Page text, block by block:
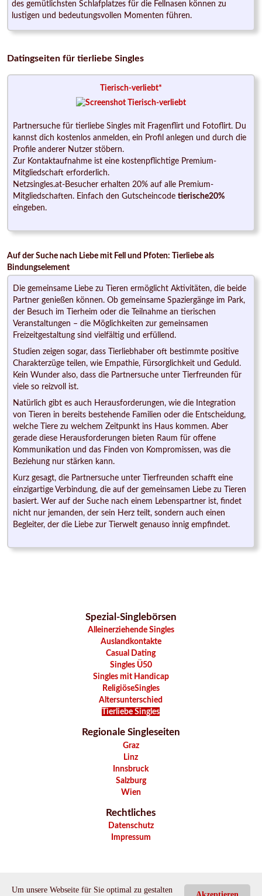
des gemütlichsten Schlafplatzes für die Fellnasen können zu
lustigen und bedeutungsvollen Momenten führen.
Datingseiten für tierliebe Singles
Tierisch-verliebt*
Partnersuche für tierliebe Singles mit Fragenflirt und Fotoflirt. Du
kannst dich kostenlos anmelden, ein Profil anlegen und durch die
Profile anderer Nutzer stöbern.
Zur Kontaktaufnahme ist eine kostenpflichtige Premium-
Mitgliedschaft erforderlich.
Netzsingles.at-Besucher erhalten 20% auf alle Premium-
Mitgliedschaften. Einfach den Gutscheincode tierische20%
eingeben.
Auf der Suche nach Liebe mit Fell und Pfoten: Tierliebe als
Bindungselement
Die gemeinsame Liebe zu Tieren ermöglicht Aktivitäten, die beide
Partner genießen können. Ob gemeinsame Spaziergänge im Park,
der Besuch im Tierheim oder die Teilnahme an tierischen
Veranstaltungen – die Möglichkeiten zur gemeinsamen
Freizeitgestaltung sind vielfältig und erfüllend.
Studien zeigen sogar, dass Tierliebhaber oft bestimmte positive
Charakterzüge teilen, wie Empathie, Fürsorglichkeit und Geduld.
Kein Wunder also, dass die Partnersuche unter Tierfreunden für
viele so reizvoll ist.
Natürlich gibt es auch Herausforderungen, wie die Integration
von Tieren in bereits bestehende Familien oder die Entscheidung,
welche Tiere zu welchem Zeitpunkt ins Haus kommen. Aber
gerade diese Herausforderungen bieten Raum für offene
Kommunikation und das Finden von Kompromissen, was die
Beziehung nur stärken kann.
Kurz gesagt, die Partnersuche unter Tierfreunden schafft eine
einzigartige Verbindung, die auf der gemeinsamen Liebe zu Tieren
basiert. Wer auf der Suche nach einem Lebenspartner ist, findet
nicht nur jemanden, der sein Herz teilt, sondern auch einen
Begleiter, der die Liebe zur Tierwelt genauso innig empfindet.
Spezial-Singlebörsen
Alleinerziehende Singles
Auslandkontakte
Casual Dating
Singles Ü50
Singles mit Handicap
ReligiöseSingles
Altersunterschied
Tierliebe Singles
Regionale Singleseiten
Graz
Linz
Innsbruck
Salzburg
Wien
Rechtliches
Datenschutz
Impressum
Um unsere Webseite für Sie optimal zu gestalten